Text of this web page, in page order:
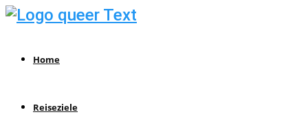
Home
Reiseziele